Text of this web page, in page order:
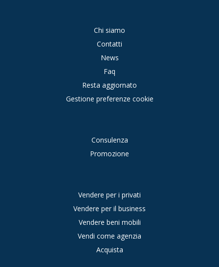
Chi siamo
Contatti
News
Faq
Resta aggiornato
Gestione preferenze cookie
Consulenza
Promozione
Vendere per i privati
Vendere per il business
Vendere beni mobili
Vendi come agenzia
Acquista